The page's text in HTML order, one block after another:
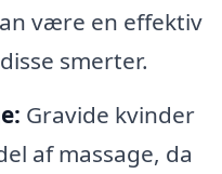
være en effektiv
smerter.
Gravide kvinder
af massage, da